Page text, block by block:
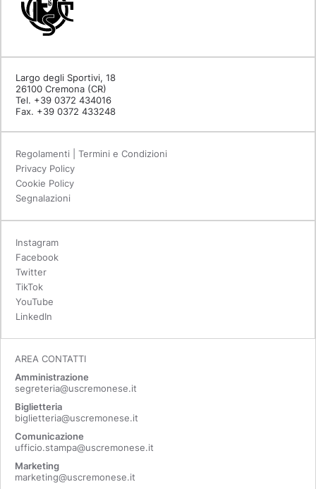
Largo degli Sportivi, 18
26100 Cremona (CR)
Tel. +39 0372 434016
Fax. +39 0372 433248
Regolamenti | Termini e Condizioni
Privacy Policy
Cookie Policy
Segnalazioni
Instagram
Facebook
Twitter
TikTok
YouTube
LinkedIn
AREA CONTATTI
Amministrazione
segreteria@uscremonese.it
Biglietteria
biglietteria@uscremonese.it
Comunicazione
ufficio.stampa@uscremonese.it
Marketing
marketing@uscremonese.it